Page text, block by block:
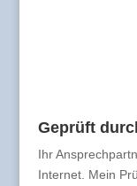
Geprüft
Ihr
Internet. Mein